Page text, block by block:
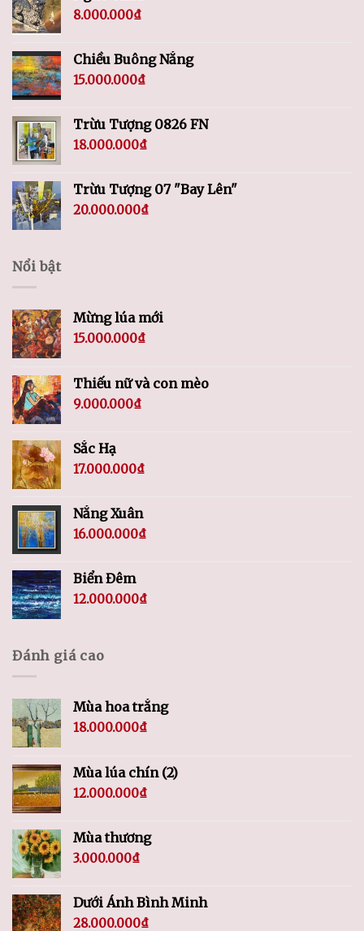
8.000.000₫
Chiều Buông Nắng
15.000.000₫
Trừu Tượng 0826 FN
18.000.000₫
Trừu Tượng 07 "Bay Lên"
20.000.000₫
Nổi bật
Mừng lúa mới
15.000.000₫
Thiếu nữ và con mèo
9.000.000₫
Sắc Hạ
17.000.000₫
Nắng Xuân
16.000.000₫
Biển Đêm
12.000.000₫
Đánh giá cao
Mùa hoa trắng
18.000.000₫
Mùa lúa chín (2)
12.000.000₫
Mùa thương
3.000.000₫
Dưới Ánh Bình Minh
28.000.000₫